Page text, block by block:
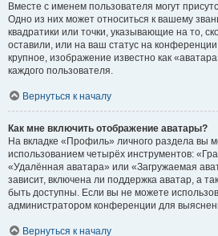
Вместе с именем пользователя могут
Одно из них может относиться к вашему
квадратики или точки, указывающие на то,
оставили, или на ваш статус на
крупное, изображение известно как
каждого пользователя.
Вернуться к началу
Как мне включить отображение аватары?
На вкладке «Профиль» личного раздела вы
использованием четырёх инструментов:
«Удалённая аватара» или «Загружаемая
зависит, включена ли поддержка аватар, а
быть доступны. Если вы не можете
администратором конференции для
Вернуться к началу